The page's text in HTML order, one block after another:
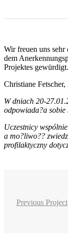
Wir freuen uns sehr
dem
Projektes gewürdigt.
Christiane
W dniach 20-
odpowiada?a
Uczestnicy
a mo?liwo??
profilaktyczny
Previous Project